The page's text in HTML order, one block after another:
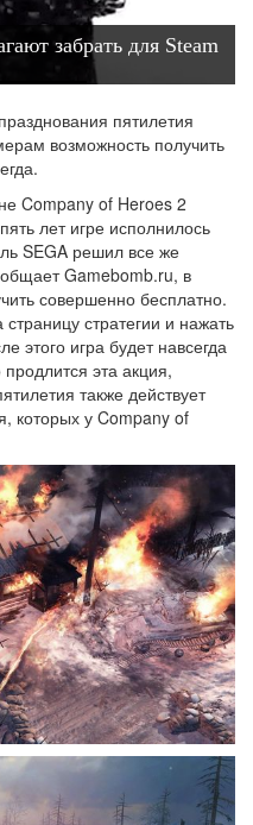
забрать для Steam
пятилетия
возможность получить
Company of Heroes 2
лет игре исполнилось
SEGA решил все же
Gamebomb.ru, в
совершенно бесплатно.
стратегии и нажать
этого игра будет навсегда
эта акция,
также действует
которых у Company of